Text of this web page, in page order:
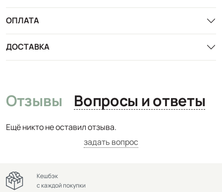
ОПЛАТА
ДОСТАВКА
Отзывы Вопросы и ответы
Ещё никто не оставил отзыва.
задать вопрос
Кешбэк
с каждой покупки